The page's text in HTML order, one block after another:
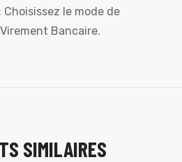
: Choisissez le mode de
Bancaire.
SIMILAIRES